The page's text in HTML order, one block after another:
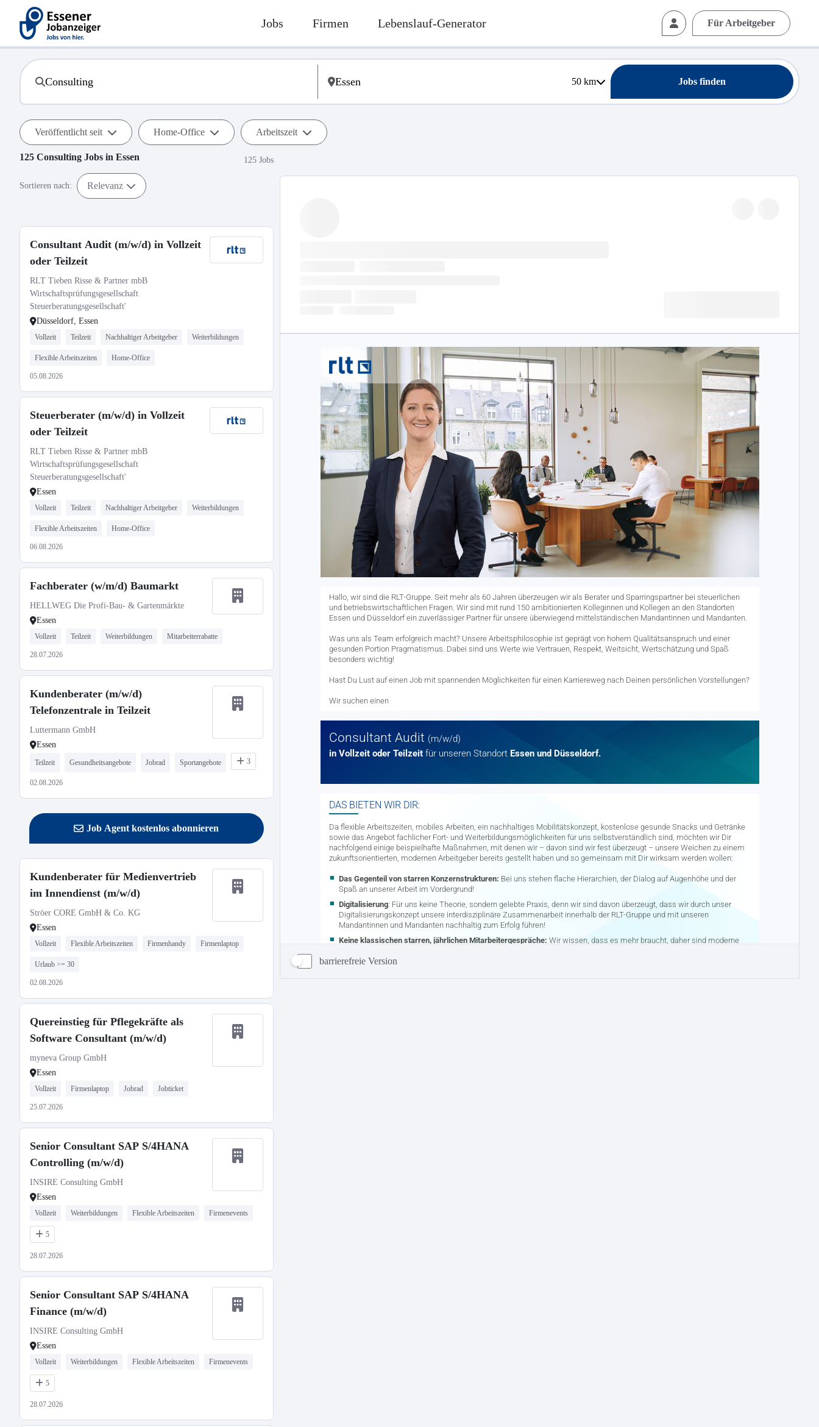
Jobs Firmen Lebenslauf-Generator Für Arbeitgeber
50km Jobs finden
Veröffentlicht seit Home-Office Arbeitszeit
125 Consulting Jobs in Essen 125 Jobs
Sortieren nach: Relevanz
Consultant Audit (m/w/d) in Vollzeit
oder Teilzeit
RLT Tieben Risse & Partner mbB
Wirtschaftsprüfungsgesellschaft
Steuerberatungsgesellschaft'
Düsseldorf, Essen
Vollzeit Teilzeit Nachhaltiger Arbeitgeber Weiterbildungen
Flexible Arbeitszeiten Home-Office
05.08.2026
Steuerberater (m/w/d) in Vollzeit
oder Teilzeit
RLT Tieben Risse & Partner mbB
Wirtschaftsprüfungsgesellschaft
Steuerberatungsgesellschaft'
Essen
Vollzeit Teilzeit Nachhaltiger Arbeitgeber Weiterbildungen
Flexible Arbeitszeiten Home-Office
06.08.2026
Fachberater (w/m/d) Baumarkt
HELLWEG Die Profi-Bau- & Gartenmärkte
Essen
Vollzeit Teilzeit Weiterbildungen Mitarbeiterrabatte
28.07.2026
Kundenberater (m/w/d)
Telefonzentrale in Teilzeit
Luttermann GmbH
Essen
Teilzeit Gesundheitsangebote Jobrad Sportangebote 3
02.08.2026
Job Agent kostenlos abonnieren
Kundenberater für Medienvertrieb
im Innendienst (m/w/d)
Ströer CORE GmbH & Co. KG
Essen
Vollzeit Flexible Arbeitszeiten Firmenhandy Firmenlaptop
Urlaub >= 30
02.08.2026
Quereinstieg für Pflegekräfte als
Software Consultant (m/w/d)
myneva Group GmbH
Essen
Vollzeit Firmenlaptop Jobrad Jobticket
25.07.2026
Senior Consultant SAP S/4HANA
Controlling (m/w/d)
INSIRE Consulting GmbH
Essen
Vollzeit Weiterbildungen Flexible Arbeitszeiten Firmenevents
5
28.07.2026
Senior Consultant SAP S/4HANA
Finance (m/w/d)
INSIRE Consulting GmbH
Essen
Vollzeit Weiterbildungen Flexible Arbeitszeiten Firmenevents
5
28.07.2026
barrierefreie Version